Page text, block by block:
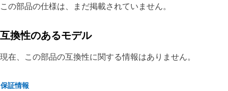
この部品の仕様は、まだ掲載されていません。
互換性のあるモデル
現在、この部品の互換性に関する情報はありません。
保証情報